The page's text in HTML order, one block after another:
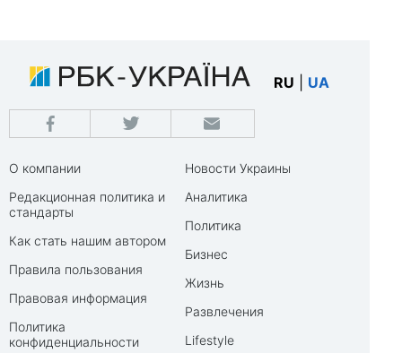
RU UA
О компании
Редакционная политика и
стандарты
Как стать нашим автором
Правила пользования
Правовая информация
Политика
конфиденциальности
Новости Украины
Аналитика
Политика
Бизнес
Жизнь
Развлечения
Lifestyle